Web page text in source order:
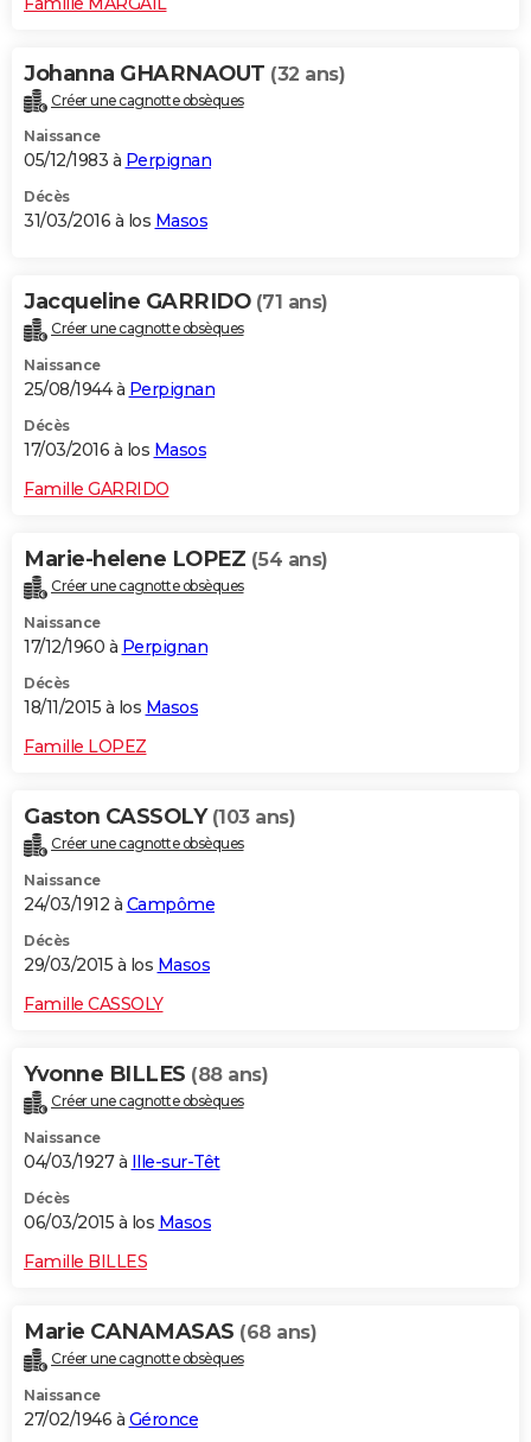
Johanna GHARNAOUT (32 ans)
Créer une cagnotte obsèques
Naissance
05/12/1983 à Perpignan
Décès
31/03/2016 à los Masos
Jacqueline GARRIDO (71 ans)
Créer une cagnotte obsèques
Naissance
25/08/1944 à Perpignan
Décès
17/03/2016 à los Masos
Famille GARRIDO
Marie-helene LOPEZ (54 ans)
Créer une cagnotte obsèques
Naissance
17/12/1960 à Perpignan
Décès
18/11/2015 à los Masos
Famille LOPEZ
Gaston CASSOLY (103 ans)
Créer une cagnotte obsèques
Naissance
24/03/1912 à Campôme
Décès
29/03/2015 à los Masos
Famille CASSOLY
Yvonne BILLES (88 ans)
Créer une cagnotte obsèques
Naissance
04/03/1927 à Ille-sur-Têt
Décès
06/03/2015 à los Masos
Famille BILLES
Marie CANAMASAS (68 ans)
Créer une cagnotte obsèques
Naissance
27/02/1946 à Géronce